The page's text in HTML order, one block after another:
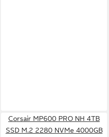
Corsair MP600 PRO NH 4TB
SSD M.2 2280 NVMe 4000GB